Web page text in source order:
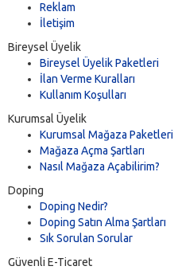
Reklam
İletişim
Bireysel Üyelik
Bireysel Üyelik Paketleri
İlan Verme Kuralları
Kullanım Koşulları
Kurumsal Üyelik
Kurumsal Mağaza Paketleri
Mağaza Açma Şartları
Nasıl Mağaza Açabilirim?
Doping
Doping Nedir?
Doping Satın Alma Şartları
Sık Sorulan Sorular
Güvenli E-Ticaret